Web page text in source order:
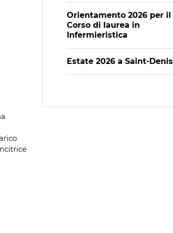
Orientamento 2026 per il
Corso di laurea in
Infermieristica
Estate 2026 a Saint-Denis